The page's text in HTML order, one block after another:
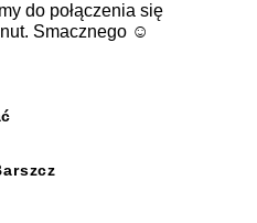
do połączenia się
Smacznego ☺️